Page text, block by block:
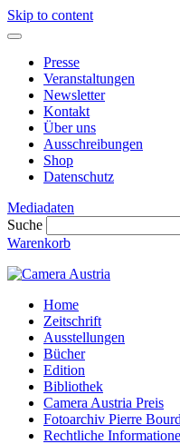
Skip to content
Presse
Veranstaltungen
Newsletter
Kontakt
Über uns
Ausschreibungen
Shop
Datenschutz
Mediadaten
Suche
Warenkorb
Home
Zeitschrift
Ausstellungen
Bücher
Edition
Bibliothek
Camera Austria Preis
Fotoarchiv Pierre
Rechtliche